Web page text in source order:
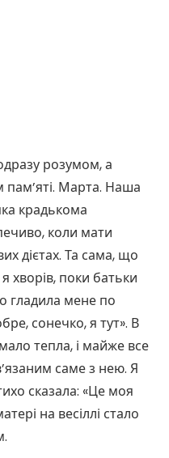
розумом, а
Марта. Наша
крадькома
коли мати
дієтах. Та сама, що
хворів, поки батьки
гладила мене по
сонечко, я тут». В
тепла, і майже все
саме з нею. Я
сказала: «Це моя
на весіллі стало